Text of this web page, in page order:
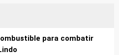
para combatir